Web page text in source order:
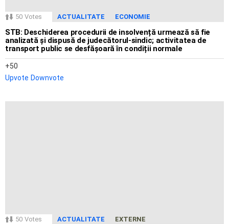
50 Votes ACTUALITATE ECONOMIE
STB: Deschiderea procedurii de insolvență urmează să fie
analizată și dispusă de judecătorul-sindic; activitatea de
transport public se desfășoară în condiții normale
50
Upvote Downvote
50 Votes ACTUALITATE EXTERNE